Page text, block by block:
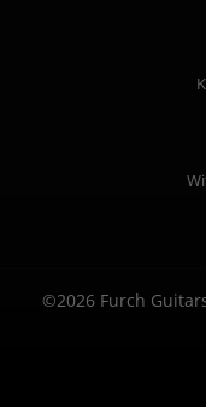
©2026 Furch